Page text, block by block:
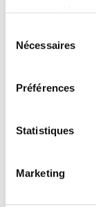
Nécessaires
Préférences
Statistiques
Marketing